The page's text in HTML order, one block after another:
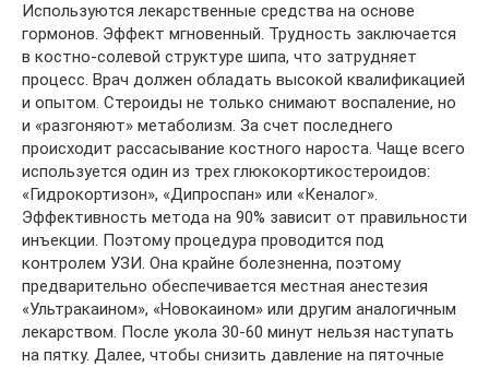
Используются лекарственные средства на основе
гормонов. Эффект мгновенный. Трудность заключается
в костно-солевой структуре шипа, что затрудняет
процесс. Врач должен обладать высокой квалификацией
и опытом. Стероиды не только снимают воспаление, но
и «разгоняют» метаболизм. За счет последнего
происходит рассасывание костного нароста. Чаще всего
используется один из трех глюкокортикостероидов:
«Гидрокортизон», «Дипроспан» или «Кеналог».
Эффективность метода на 90% зависит от правильности
инъекции. Поэтому процедура проводится под
контролем УЗИ. Она крайне болезненна, поэтому
предварительно обеспечивается местная анестезия
«Ультракаином», «Новокаином» или другим аналогичным
лекарством. После укола 30-60 минут нельзя наступать
на пятку. Далее, чтобы снизить давление на пяточные